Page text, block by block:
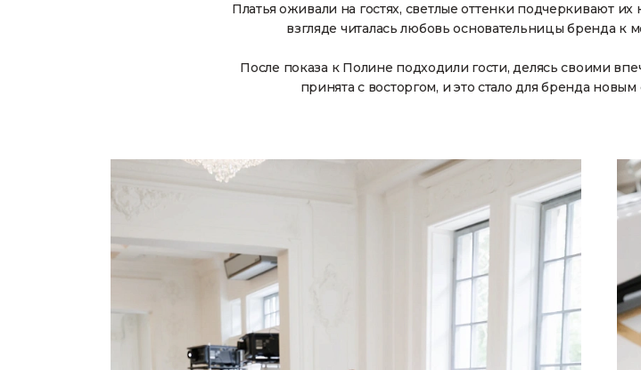
Платья оживали на гостях, светлые оттенки подчеркивают
взгляде читалась любовь основательницы бренда к
После показа к Полине подходили гости, делясь своими
принята с восторгом, и это стало для бренда